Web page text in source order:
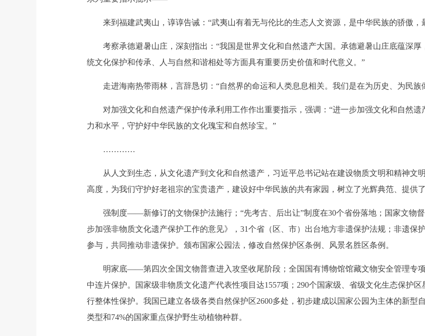
来到福建武夷山，谆谆告诫：“武夷山有着无与伦比的生态人文资源，是中华民族的骄傲，
考察承德避暑山庄，深刻指出：“我国是世界文化和自然遗产大国。承德避暑山庄底蕴深厚
统文化保护和传承、人与自然和谐相处等方面具有重要历史价值和时代意义。”
走进海南热带雨林，言辞恳切：“自然界的命运和人类息息相关。我们是在为历史、为民族
对加强文化和自然遗产保护传承利用工作作出重要指示，强调：“进一步加强文化和自然遗
力和水平，守护好中华民族的文化瑰宝和自然珍宝。”
…………
从人文到生态，从文化遗产到文化和自然遗产，习近平总书记站在建设物质文明和精神文
高度，为我们守护好老祖宗的宝贵遗产，建设好中华民族的共有家园，树立了光辉典范、提供了
强制度——新修订的文物保护法施行；“先考古、后出让”制度在30个省份落地；国家文物督
步加强非物质文化遗产保护工作的意见》，31个省（区、市）出台地方非遗保护法规；非遗保
参与，共同推动非遗保护。颁布国家公园法，修改自然保护区条例、风景名胜区条例。
明家底——第四次全国文物普查进入攻坚收尾阶段；全国国有博物馆馆藏文物安全管理专项
中连片保护。国家级非物质文化遗产代表性项目达1557项；290个国家级、省级文化生态保护
行整体性保护。我国已建立各级各类自然保护区2600多处，初步建成以国家公园为主体的新型
类型和74%的国家重点保护野生动植物种群。